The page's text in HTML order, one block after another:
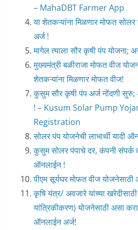
– MahaDBT Farmer App
या शेतकऱ्यांना मिळणार मोफत
अर्ज !
मागेल त्याला सौर कृषी पंप योजना;
मुख्यमंत्री बळीराजा मोफत वीज
शेतकऱ्यांना मिळणार मोफत वीज!
कुसुम सौर कृषी पंप अर्ज नोंदणी
! – Kusum Solar Pump
Registration
सोलर पंप योजनेची लाभार्थी यादी
कुसुम सोलर पंपाचे दर, कंपनी संपर्क व
ऑनलाईन !
पीएम सूर्यघर मोफत वीज
कृषि यंत्र/ अवजारे यांच्या
यांत्रिकीकरण) योजनेसाठी असा करा
ऑनलाईन अर्ज!